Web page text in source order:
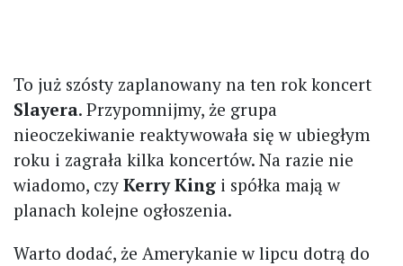
To już szósty zaplanowany na ten rok koncert
Slayera. Przypomnijmy, że grupa
nieoczekiwanie reaktywowała się w ubiegłym
roku i zagrała kilka koncertów. Na razie nie
wiadomo, czy Kerry King i spółka mają w
planach kolejne ogłoszenia.
Warto dodać, że Amerykanie w lipcu dotrą do